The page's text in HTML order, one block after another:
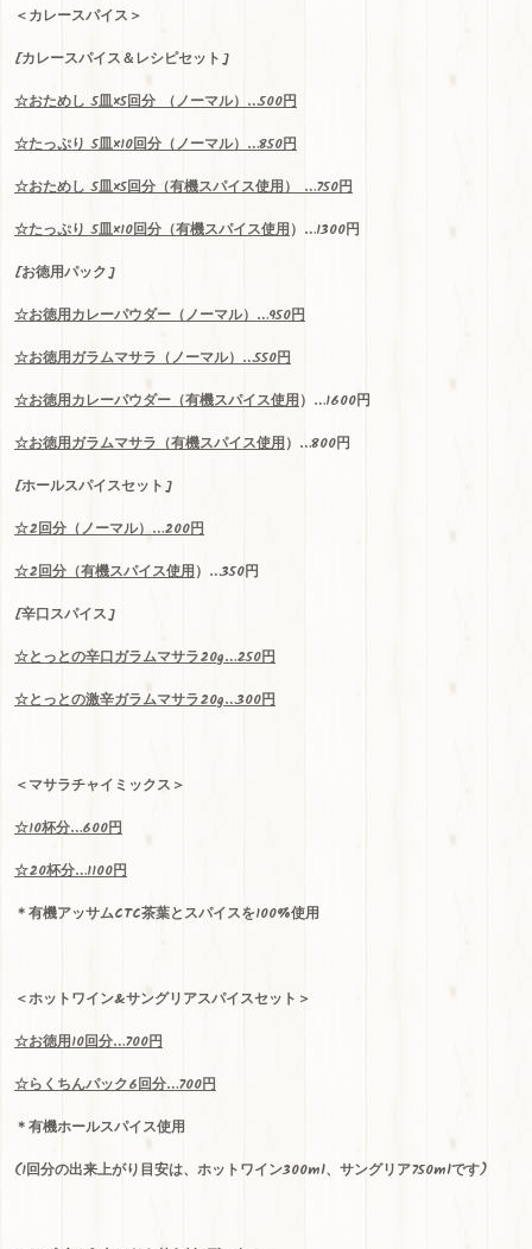
＜カレースパイス＞
[カレースパイス＆レシピセット]
☆おためし5皿×5回分（ノーマル）…500円
☆たっぷり5皿×10回分（ノーマル）…850円
☆おためし5皿×5回分（有機スパイス使用）…750円
☆たっぷり5皿×10回分（有機スパイス使用）…1300円
[お徳用パック]
☆お徳用カレーパウダー（ノーマル）…950円
☆お徳用ガラムマサラ（ノーマル）…550円
☆お徳用カレーパウダー（有機スパイス使用）…1600円
☆お徳用ガラムマサラ（有機スパイス使用）…800円
[ホールスパイスセット]
☆2回分（ノーマル） …200円
☆2回分（有機スパイス使用）…350円
[辛口スパイス]
☆とっとの辛口ガラムマサラ20g…250円
☆とっとの激辛ガラムマサラ20g…300円
＜マサラチャイミックス＞
☆10杯分…600円
☆20杯分…1100円
＊有機アッサムCTC茶葉とスパイスを100%使用
＜ホットワイン&サングリアスパイスセット＞
☆お徳用10回分…700円
☆らくちんパック6回分…700円
＊有機ホールスパイス使用
(1回分の出来上がり目安は、ホットワイン300ml、サングリア750mlです)